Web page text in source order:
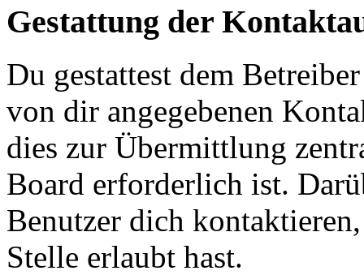
Gestattung der
Du gestattest dem
von dir angegebenen
dies zur Übermittlung
Board erforderlich ist.
Benutzer dich
Stelle erlaubt hast.